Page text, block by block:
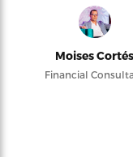
Moises Cortés
Financial